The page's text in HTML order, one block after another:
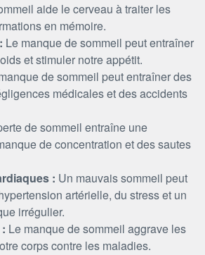
aide le cerveau à traiter les
en mémoire.
Le manque de sommeil peut entraîner
et stimuler notre appétit.
de sommeil peut entraîner des
médicales et des accidents
de sommeil entraîne une
de concentration et des sautes
: Un mauvais sommeil peut
artérielle, du stress et un
irrégulier.
Le manque de sommeil aggrave les
corps contre les maladies.